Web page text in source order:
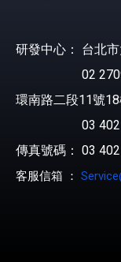
研發中心： 台北
02 2709
環南路二段11號
03 402
傳真號碼： 03
客服信箱 ：